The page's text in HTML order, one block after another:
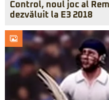
Control, noul joc al
dezvăluit la E3 2018